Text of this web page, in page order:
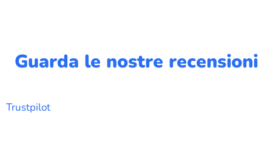
Guarda le nostre recensioni
Trustpilot